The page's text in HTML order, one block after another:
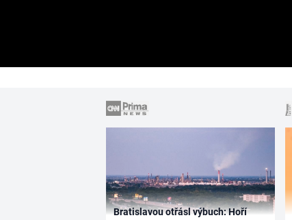
Bratislavou otřásl výbuch: Hoří